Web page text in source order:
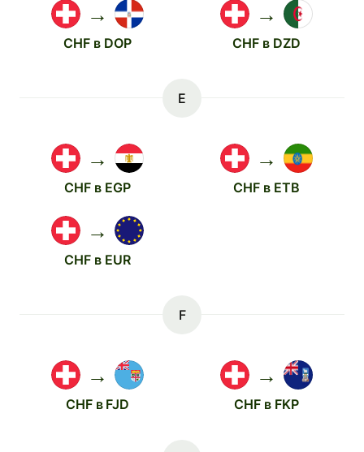
→
CHF в DOP
→
CHF в DZD
E
→
CHF в EGP
→
CHF в ETB
→
CHF в EUR
F
→
CHF в FJD
→
CHF в FKP